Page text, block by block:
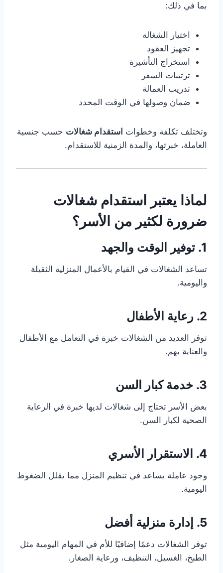
بما في ذلك:
اختيار الشغالة
تجهيز العقود
استخراج التأشيرة
ترتيبات السفر
تدريب العمالة
ضمان وصولها في الوقت المحدد
وتختلف تكلفة وخطوات استقدام شغالات حسب جنسية
العاملة، خبرتها، والمدة الزمنية للاستقدام.
لماذا يعتبر استقدام شغالات
ضرورة لكثير من الأسر؟
1. توفير الوقت والجهد
تساعد الشغالات في القيام بالأعمال المنزلية الثقيلة
واليومية.
2. رعاية الأطفال
توفر العديد من الشغالات خبرة في التعامل مع الأطفال
والعناية بهم.
3. خدمة كبار السن
بعض الأسر تحتاج إلى شغالات لديها خبرة في الرعاية
الصحية لكبار السن.
4. الاستقرار الأسري
وجود عاملة يساعد في تنظيم المنزل مما يقلل الضغوط
اليومية.
5. إدارة منزلية أفضل
توفر الشغالات دعمًا إضافيًا للأم في المهام اليومية مثل
الطبخ، الغسيل، التنظيف، ورعاية الصغار.